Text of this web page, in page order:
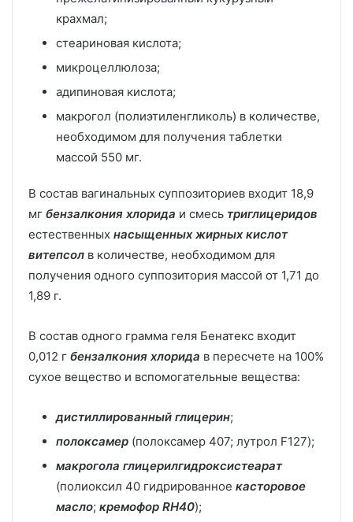
крахмал;
стеариновая кислота;
микроцеллюлоза;
адипиновая кислота;
макрогол (полиэтиленгликоль) в количестве,
необходимом для получения таблетки
массой 550 мг.
В состав вагинальных суппозиториев входит 18,9
мг бензалкония хлорида и смесь триглицеридов
естественных насыщенных жирных кислот
витепсол в количестве, необходимом для
получения одного суппозитория массой от 1,71 до
1,89 г.
В состав одного грамма геля Бенатекс входит
0,012 г бензалкония хлорида в пересчете на 100%
сухое вещество и вспомогательные вещества:
дистиллированный глицерин;
полоксамер (полоксамер 407; лутрол F127);
макрогола глицерилгидроксистеарат
(полиоксил 40 гидрированное касторовое
масло; кремофор RH40);